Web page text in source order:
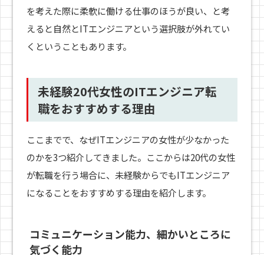
を考えた際に柔軟に働ける仕事のほうが良い、と考
えると自然とITエンジニアという選択肢が外れてい
くということもあります。
未経験20代女性のITエンジニア転
職をおすすめする理由
ここまでで、なぜITエンジニアの女性が少なかった
のかを3つ紹介してきました。ここからは20代の女性
が転職を行う場合に、未経験からでもITエンジニア
になることをおすすめする理由を紹介します。
コミュニケーション能力、細かいところに
気づく能力